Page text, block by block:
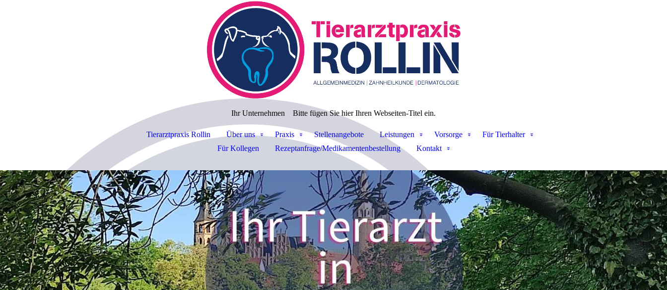
Ihr Unternehmen Bitte fügen Sie hier Ihren Webseiten-Titel ein.
Tierarztpraxis Rollin Über uns Praxis Stellenangebote Leistungen Vorsorge
Für Tierhalter
Für Kollegen
Rezeptanfrage/Medikamentenbestellung Kontakt